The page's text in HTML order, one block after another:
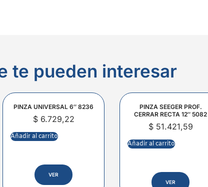
te pueden interesar
PINZA UNIVERSAL 6″ 8236
$6.729,22
Añadir al carrito
VER
PINZA SEEGER PROF.
CERRAR RECTA 12″ 5082
$51.421,59
Añadir al carrito
VER